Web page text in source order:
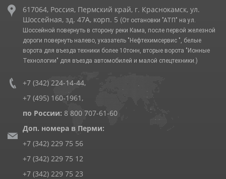
617064, Россия, Пермский край, г. Краснокамск, ул.
Шоссейная, зд. 47А, корп. 5 (От остановки "АТП" на ул.
Шоссейной повернуть в сторону реки Кама, после первой железной
дороги повернуть налево, указатель "Нефтехимсервис ", белые
ворота для въезда техники более 10тонн, вторые ворота "Ионные
Технологии" для въезда автомобилей и малой спецтехники.)
+7 (342) 224-14-44,
+7 (495) 160-1961 ,
по России: 8 800 707-61-60
Доп. номера в Перми:
+7 (342) 229 75 56
+7 (342) 229 75 12
+7 (342) 229 75 23